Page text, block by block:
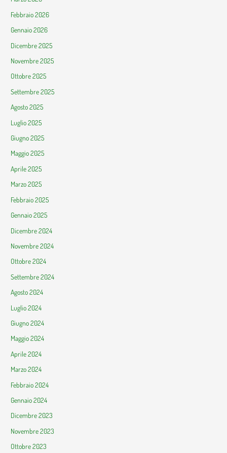
Febbraio 2026
Gennaio 2026
Dicembre 2025
Novembre 2025
Ottobre 2025
Settembre 2025
Agosto 2025
Luglio 2025
Giugno 2025
Maggio 2025
Aprile 2025
Marzo 2025
Febbraio 2025
Gennaio 2025
Dicembre 2024
Novembre 2024
Ottobre 2024
Settembre 2024
Agosto 2024
Luglio 2024
Giugno 2024
Maggio 2024
Aprile 2024
Marzo 2024
Febbraio 2024
Gennaio 2024
Dicembre 2023
Novembre 2023
Ottobre 2023